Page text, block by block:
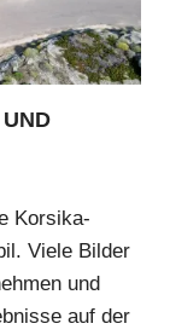
Korsika-
Viele Bilder
und
auf der